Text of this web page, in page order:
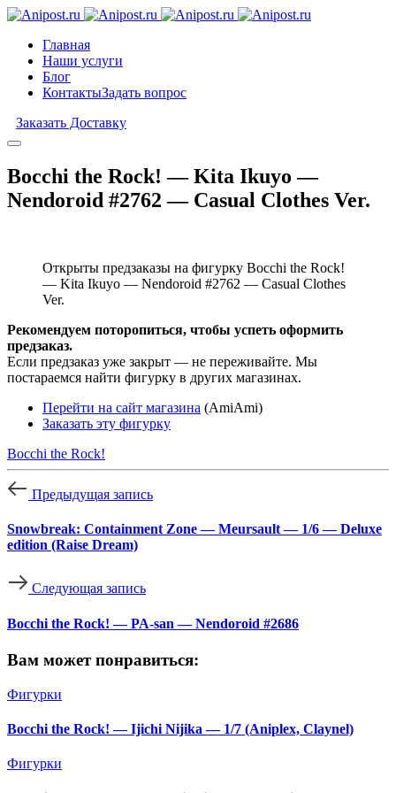
Главная
Наши услуги
Блог
КонтактыЗадать вопрос
Заказать Доставку
Bocchi the Rock! — Kita Ikuyo —
Nendoroid #2762 — Casual Clothes Ver.
Открыты предзаказы на фигурку Bocchi the Rock!
— Kita Ikuyo — Nendoroid #2762 — Casual Clothes
Ver.
Рекомендуем поторопиться, чтобы успеть оформить
предзаказ.
Если предзаказ уже закрыт — не переживайте. Мы
постараемся найти фигурку в других магазинах.
Перейти на сайт магазина (AmiAmi)
Заказать эту фигурку
Bocchi the Rock!
Предыдущая запись
Snowbreak: Containment Zone — Meursault — 1/6 — Deluxe
edition (Raise Dream)
Следующая запись
Bocchi the Rock! — PA-san — Nendoroid #2686
Вам может понравиться:
Фигурки
Bocchi the Rock! — Ijichi Nijika — 1/7 (Aniplex, Claynel)
Фигурки